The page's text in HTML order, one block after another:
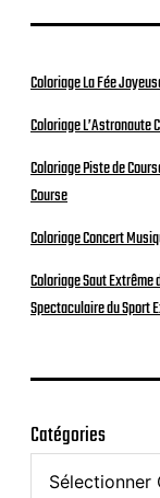
Coloriage La Fée
Coloriage L’Astronaute
Coloriage Piste de
Course
Coloriage Concert
Coloriage Saut Extrême
Spectaculaire du Sport
Catégories